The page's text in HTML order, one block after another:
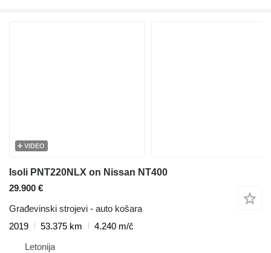
VIDEO
Isoli PNT220NLX on Nissan NT400
29.900 €
Građevinski strojevi - auto košara
2019
53.375 km
4.240 m/č
Letonija